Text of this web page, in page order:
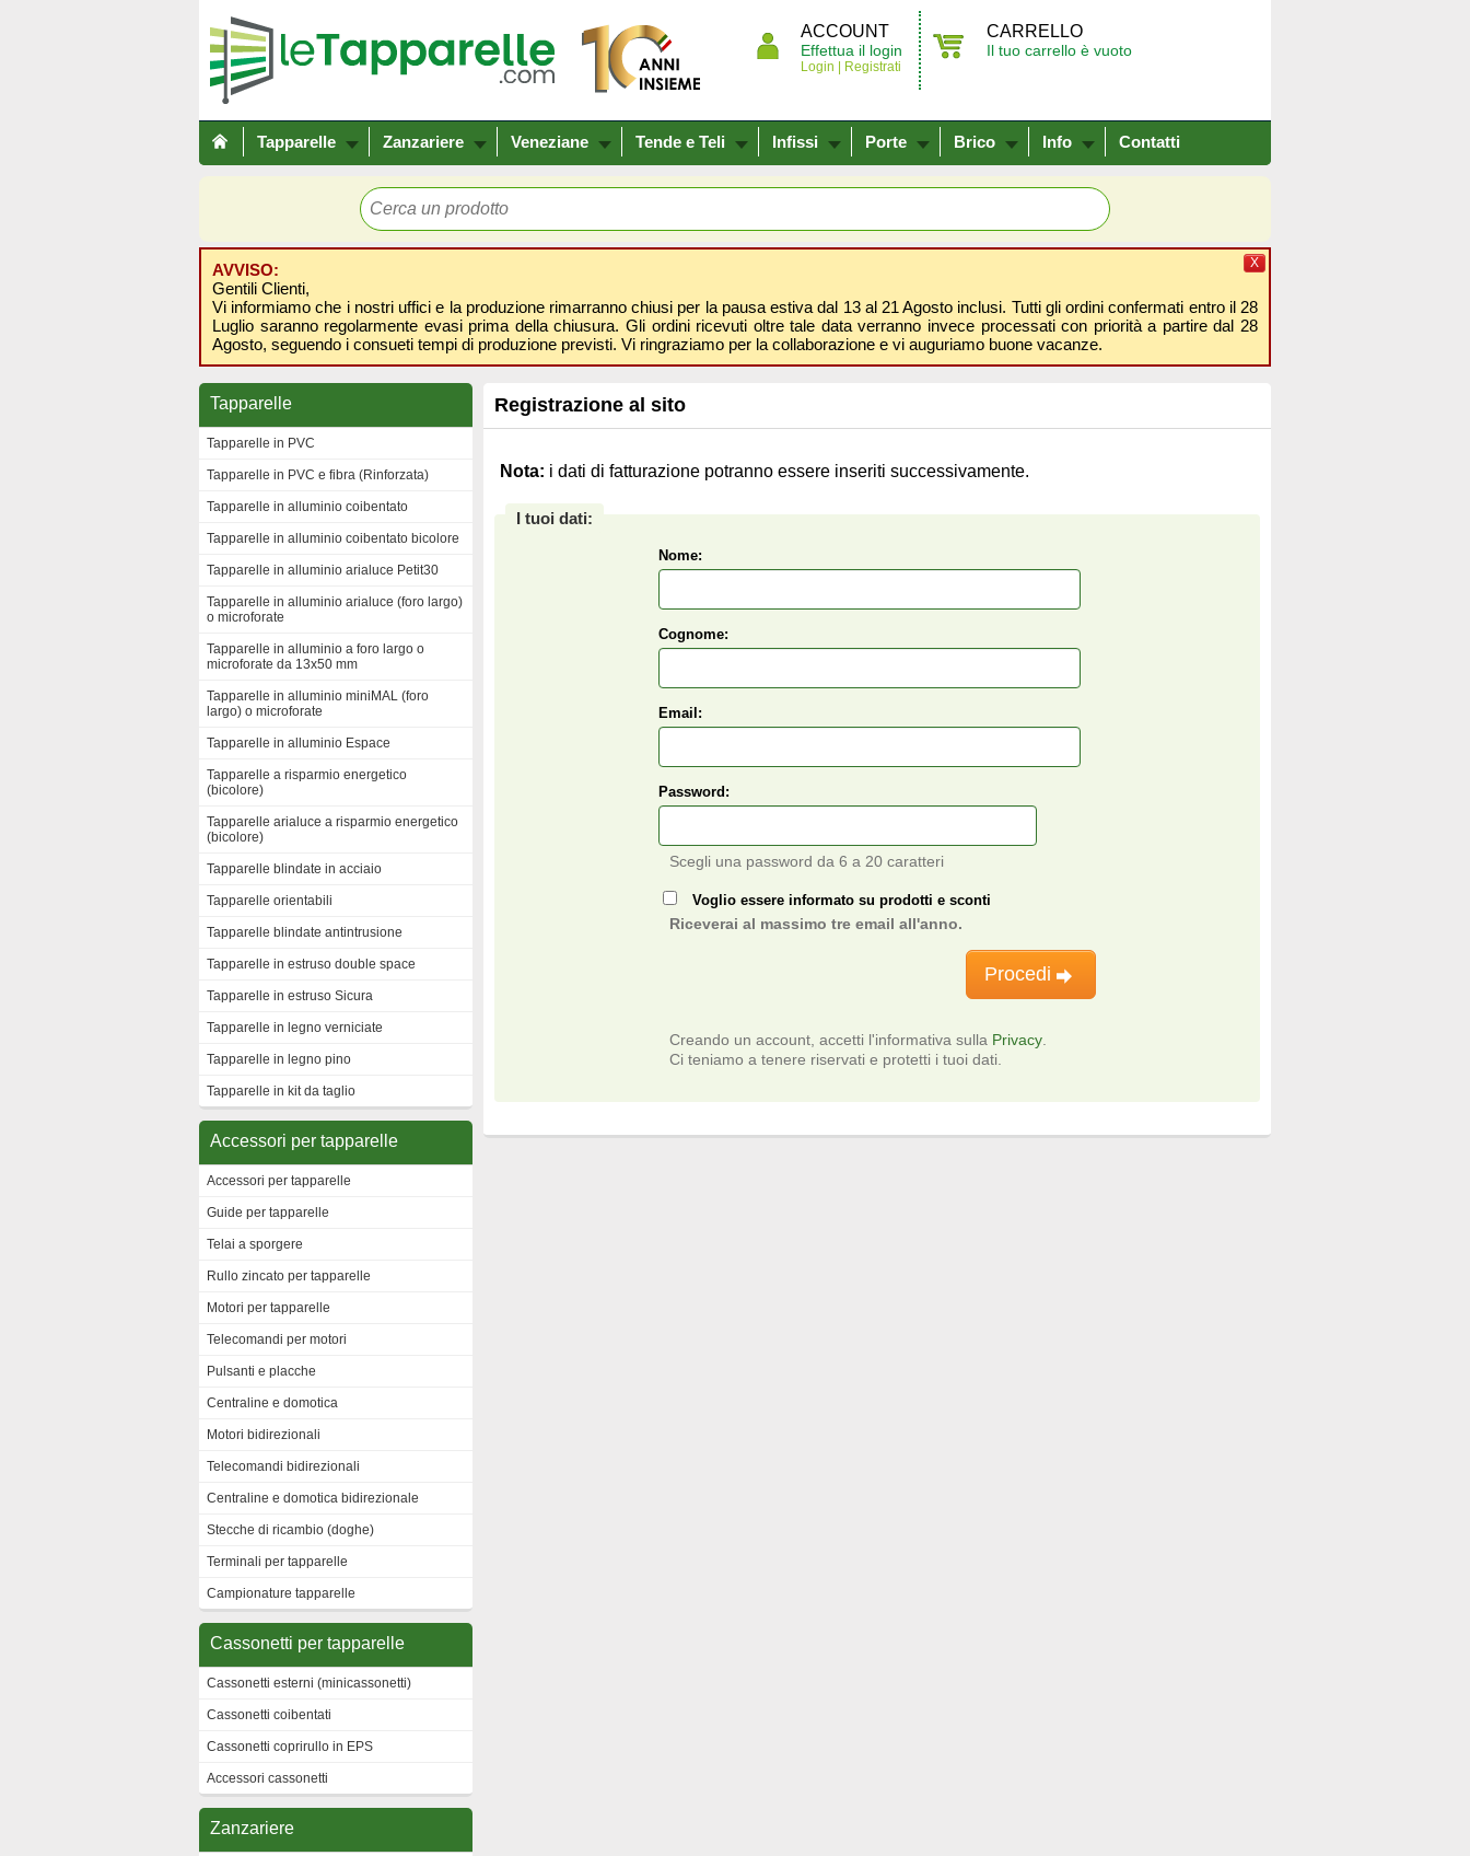
ACCOUNT
Effettua il login
Login | Registrati
CARRELLO
Il tuo carrello è vuoto
Tapparelle Zanzariere Veneziane Tende e Teli Infissi Porte Brico Info Contatti
AVVISO:
Gentili Clienti,
Vi informiamo che i nostri uffici e la produzione rimarranno chiusi per la pausa estiva dal 13 al 21 Agosto inclusi. Tutti gli ordini confermati entro il 28
Luglio saranno regolarmente evasi prima della chiusura. Gli ordini ricevuti oltre tale data verranno invece processati con priorità a partire dal 28
Agosto, seguendo i consueti tempi di produzione previsti. Vi ringraziamo per la collaborazione e vi auguriamo buone vacanze.
X
Tapparelle
Tapparelle in PVC
Tapparelle in PVC e fibra (Rinforzata)
Tapparelle in alluminio coibentato
Tapparelle in alluminio coibentato bicolore
Tapparelle in alluminio arialuce Petit30
Tapparelle in alluminio arialuce (foro largo)
o microforate
Tapparelle in alluminio a foro largo o
microforate da 13x50 mm
Tapparelle in alluminio miniMAL (foro
largo) o microforate
Tapparelle in alluminio Espace
Tapparelle a risparmio energetico
(bicolore)
Tapparelle arialuce a risparmio energetico
(bicolore)
Tapparelle blindate in acciaio
Tapparelle orientabili
Tapparelle blindate antintrusione
Tapparelle in estruso double space
Tapparelle in estruso Sicura
Tapparelle in legno verniciate
Tapparelle in legno pino
Tapparelle in kit da taglio
Accessori per tapparelle
Accessori per tapparelle
Guide per tapparelle
Telai a sporgere
Rullo zincato per tapparelle
Motori per tapparelle
Telecomandi per motori
Pulsanti e placche
Centraline e domotica
Motori bidirezionali
Telecomandi bidirezionali
Centraline e domotica bidirezionale
Stecche di ricambio (doghe)
Terminali per tapparelle
Campionature tapparelle
Cassonetti per tapparelle
Cassonetti esterni (minicassonetti)
Cassonetti coibentati
Cassonetti coprirullo in EPS
Accessori cassonetti
Zanzariere
Registrazione al sito
Nota: i dati di fatturazione potranno essere inseriti successivamente.
I tuoi dati:
Nome:
Cognome:
Email:
Password:
Scegli una password da 6 a 20 caratteri
Voglio essere informato su prodotti e sconti
Riceverai al massimo tre email all'anno.
Procedi
Creando un account, accetti l'informativa sulla Privacy
Ci teniamo a tenere riservati e protetti i tuoi dati.